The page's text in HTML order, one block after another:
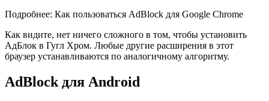
Подробнее: Как пользоваться AdBlock для Google Chrome
Как видите, нет ничего сложного в том, чтобы установить
АдБлок в Гугл Хром. Любые другие расширения в этот
браузер устанавливаются по аналогичному алгоритму.
AdBlock для Android